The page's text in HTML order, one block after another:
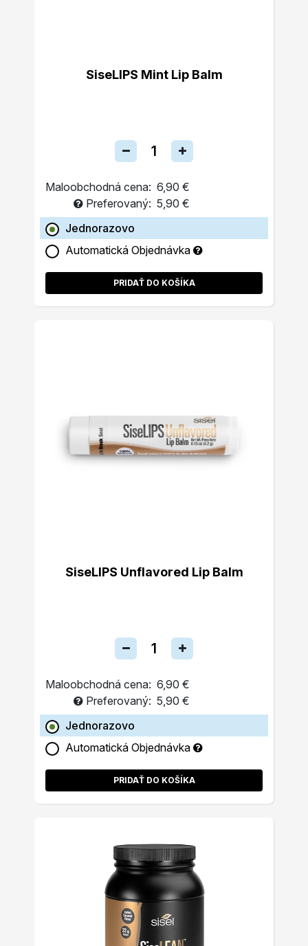
SiseLIPS Mint Lip Balm
Maloobchodná cena: 6,90 €
Preferovaný: 5,90 €
Jednorazovo
Automatická Objednávka
PRIDAŤ DO KOŠÍKA
SiseLIPS Unflavored Lip Balm
Maloobchodná cena: 6,90 €
Preferovaný: 5,90 €
Jednorazovo
Automatická Objednávka
PRIDAŤ DO KOŠÍKA